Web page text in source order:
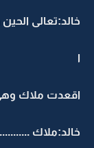
خالد:تعالى
ا
اقعدت ملاك
خالد:ملاك